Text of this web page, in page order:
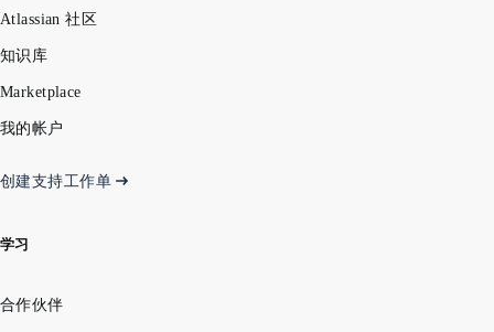
Atlassian 社区
知识库
Marketplace
我的帐户
创建支持工作单
学习
合作伙伴